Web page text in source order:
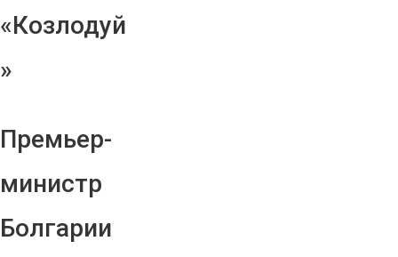
«Козлодуй
»
Премьер-
министр
Болгарии